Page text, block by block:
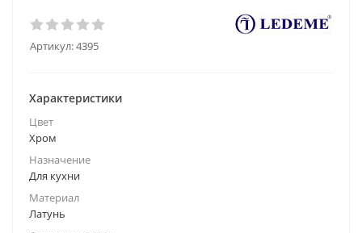
Артикул:4395
Характеристики
Цвет
Хром
Назначение
Для кухни
Материал
Латунь